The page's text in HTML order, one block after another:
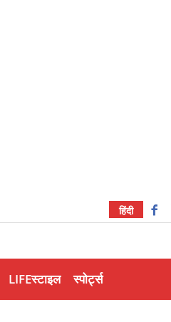
हिंदी
LIFEस्टाइल स्पोर्ट्स